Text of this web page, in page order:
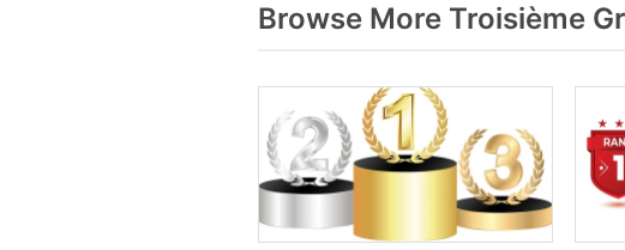
Browse More Troisième